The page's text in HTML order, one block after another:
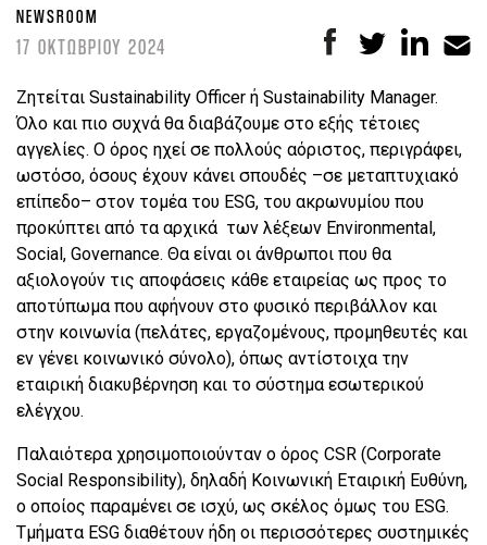
NEWSROOM
17 ΟΚΤΩΒΡΙΟΥ 2024
Ζητείται Sustainability Officer ή Sustainability Manager.
Όλο και πιο συχνά θα διαβάζουμε στο εξής τέτοιες
αγγελίες. Ο όρος ηχεί σε πολλούς αόριστος, περιγράφει,
ωστόσο, όσους έχουν κάνει σπουδές –σε μεταπτυχιακό
επίπεδο– στον τομέα του ESG, του ακρωνυμίου που
προκύπτει από τα αρχικά των λέξεων Environmental,
Social, Governance. Θα είναι οι άνθρωποι που θα
αξιολογούν τις αποφάσεις κάθε εταιρείας ως προς το
αποτύπωμα που αφήνουν στο φυσικό περιβάλλον και
στην κοινωνία (πελάτες, εργαζομένους, προμηθευτές και
εν γένει κοινωνικό σύνολο), όπως αντίστοιχα την
εταιρική διακυβέρνηση και το σύστημα εσωτερικού
ελέγχου.
Παλαιότερα χρησιμοποιούνταν ο όρος CSR (Corporate
Social Responsibility), δηλαδή Κοινωνική Εταιρική Ευθύνη,
ο οποίος παραμένει σε ισχύ, ως σκέλος όμως του ESG.
Τμήματα ESG διαθέτουν ήδη οι περισσότερες συστημικές